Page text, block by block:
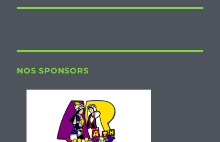
NOS SPONSORS